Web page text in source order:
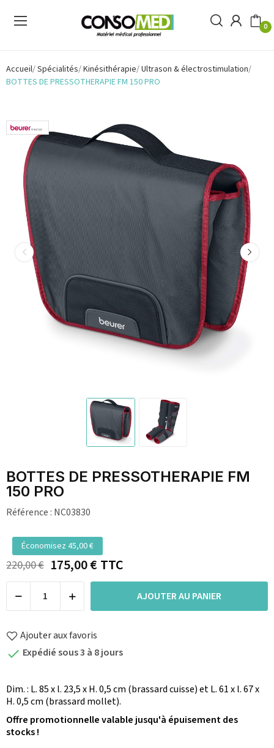
0
Accueil Spécialités Kinésithérapie Ultrason & électrostimulation
BOTTES DE PRESSOTHERAPIE FM 150 PRO
BOTTES DE PRESSOTHERAPIE FM
150 PRO
Référence : NC03830
Économisez 45,00 €
220,00 € 175,00 €TTC
AJOUTER AU PANIER
Ajouter aux favoris
 Expédié sous 3 à 8 jours
Dim. : L. 85 x l. 23,5 x H. 0,5 cm (brassard cuisse) et L. 61 x l. 67 x
H. 0,5 cm (brassard mollet).
Offre promotionnelle valable jusqu'à épuisement des
stocks !